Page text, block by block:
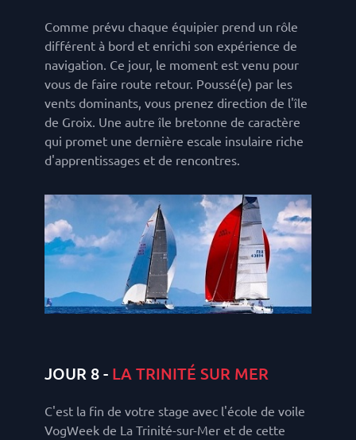
Comme prévu chaque équipier prend un rôle
différent à bord et enrichi son expérience de
navigation. Ce jour, le moment est venu pour
vous de faire route retour. Poussé(e) par les
vents dominants, vous prenez direction de l'île
de Groix. Une autre île bretonne de caractère
qui promet une dernière escale insulaire riche
d'apprentissages et de rencontres.
JOUR 8 - LA TRINITÉ SUR MER
C'est la fin de votre stage avec l'école de voile
VogWeek de La Trinité-sur-Mer et de cette